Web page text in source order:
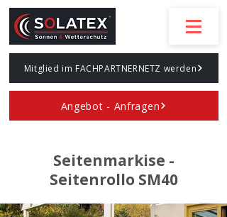
Mitglied im FACHPARTNERNETZ werden
Angebot - Anfragen
Seitenmarkise -
Seitenrollo SM40